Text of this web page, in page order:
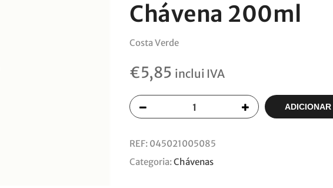
Chávena 200ml
Costa Verde
€5,85 inclui IVA
ADICIONAR
REF: 045021005085
Categoria:Chávenas